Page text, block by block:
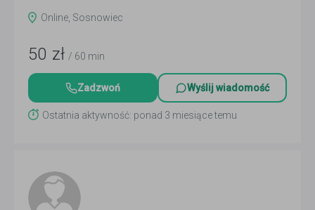
Online, Sosnowiec
50 zł / 60 min
Zadzwoń Wyślij wiadomość
Ostatnia aktywność: ponad 3 miesiące temu